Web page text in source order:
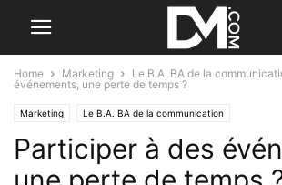
Home Marketing Le B.A. BA de la
événements, une perte de temps ?
Marketing Le B.A. BA de la communication
Participer à des